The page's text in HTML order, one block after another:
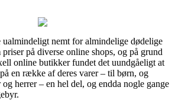
nemt for almindelige dødelige
på diverse online shops, og på grund
online butikker fundet det uundgåeligt at
en række af deres varer – til børn, og
herrer – en hel del, og endda nogle gange